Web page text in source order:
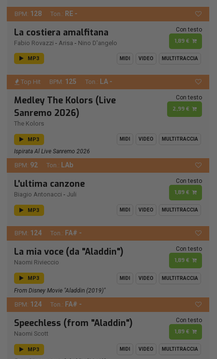
BPM: 128 Ton.: RE -
La costiera amalfitana
Fabio Rovazzi - Arisa - Nino D'angelo
Con testo
1,89 €
MP3 MIDI VIDEO MULTITRACCIA
Top Hit BPM: 125 Ton.: LA -
Medley The Kolors (Live
Sanremo 2026)
The Kolors
Con testo
2,99 €
MP3 MIDI VIDEO MULTITRACCIA
Ispirata Al Live Sanremo 2026
BPM: 92 Ton.: LAb
L'ultima canzone
Biagio Antonacci - Juli
Con testo
1,89 €
MP3 MIDI VIDEO MULTITRACCIA
BPM: 124 Ton.: FA# -
La mia voce (da "Aladdin")
Naomi Rivieccio
Con testo
1,89 €
MP3 MIDI VIDEO MULTITRACCIA
From Disney Movie "Aladdin (2019)"
BPM: 124 Ton.: FA# -
Speechless (from "Aladdin")
Naomi Scott
Con testo
1,89 €
MP3 MIDI VIDEO MULTITRACCIA